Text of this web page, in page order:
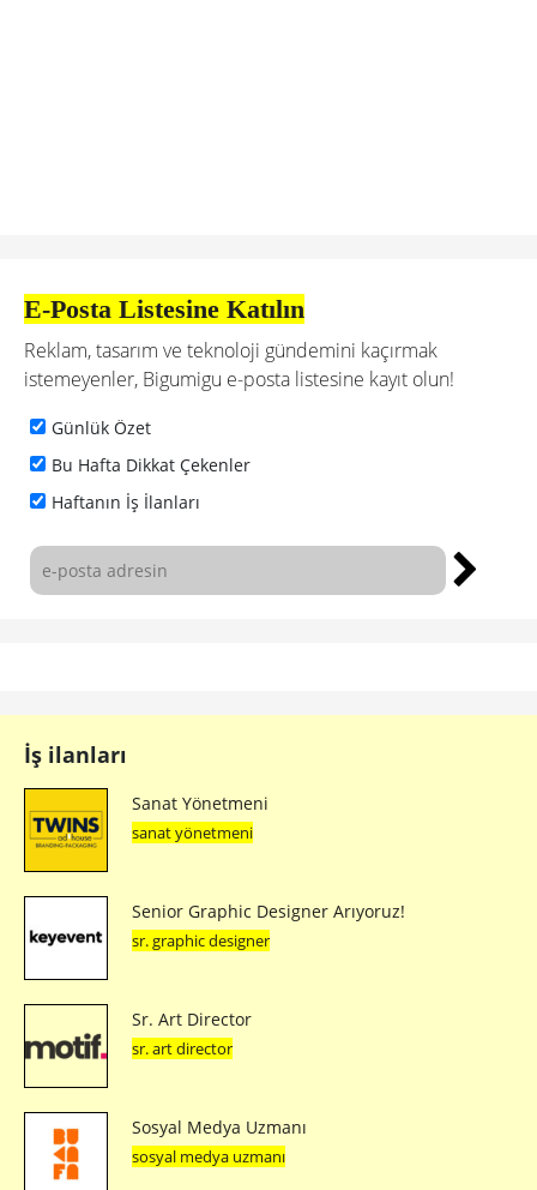
E-Posta Listesine Katılın
Reklam, tasarım ve teknoloji gündemini kaçırmak
istemeyenler, Bigumigu e-posta listesine kayıt olun!
Günlük Özet
Bu Hafta Dikkat Çekenler
Haftanın İş İlanları
İş ilanları
Sanat Yönetmeni
sanat yönetmeni
Senior Graphic Designer Arıyoruz!
sr. graphic designer
Sr. Art Director
sr. art director
Sosyal Medya Uzmanı
sosyal medya uzmanı